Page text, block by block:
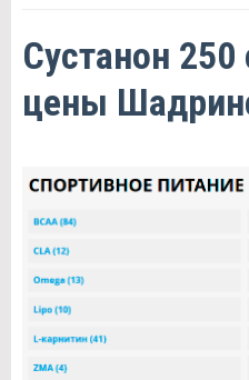
Сустанон 250
цены